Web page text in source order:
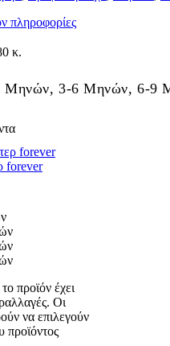
πληροφορίες
κ.
Μηνών, 3-6 Μηνών, 6-9
forever
προϊόν έχει
Οι
να επιλεγούν
προϊόντος